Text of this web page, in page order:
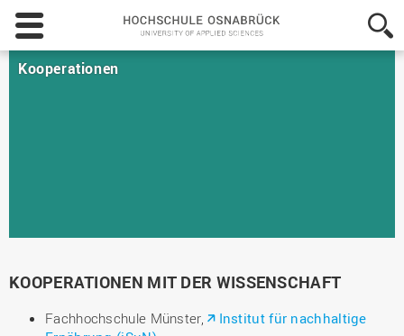
Hochschule
Osnabrück
-
Kooperationen
KOOPERATIONEN MIT DER WISSENSCHAFT
Fachhochschule Münster,
Institut für nachhaltige